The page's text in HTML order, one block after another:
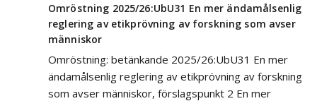
Omröstning 2025/26:UbU31 En mer ändamålsenlig
reglering av etikprövning av forskning som avser
människor
Omröstning: betänkande 2025/26:UbU31 En mer
ändamålsenlig reglering av etikprövning av forskning
som avser människor, förslagspunkt 2 En mer